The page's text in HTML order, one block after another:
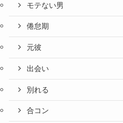
モテない男
倦怠期
元彼
出会い
別れる
合コン